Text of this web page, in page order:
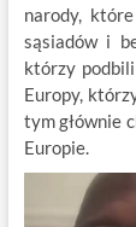
narody,
sąsiadów i
którzy
Europy,
tym głównie
Europie.